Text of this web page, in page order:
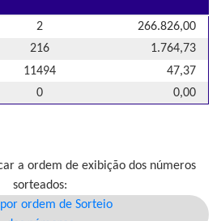
2
266.826,00
216
1.764,73
11494
47,37
0 0,00
a ordem de exibição dos números
sorteados:
ordem de Sorteio